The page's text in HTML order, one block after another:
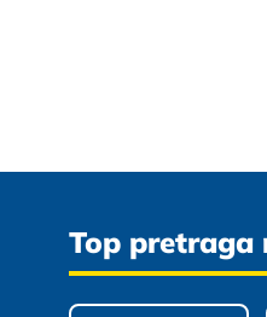
Top pretraga